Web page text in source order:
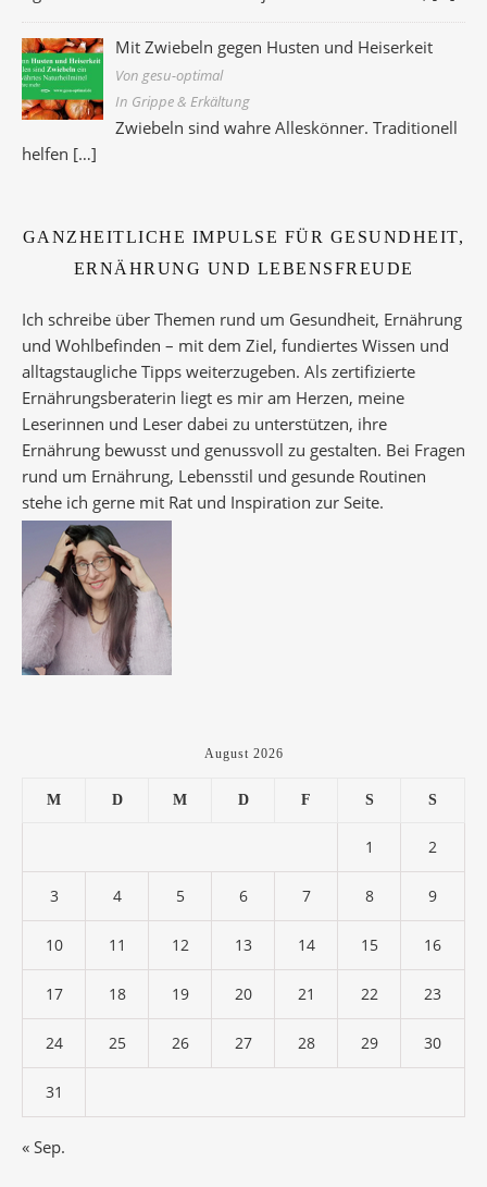
Mit Zwiebeln gegen Husten und Heiserkeit
Von gesu-optimal
In Grippe & Erkältung
Zwiebeln sind wahre Alleskönner. Traditionell
helfen […]
GANZHEITLICHE IMPULSE FÜR GESUNDHEIT,
ERNÄHRUNG UND LEBENSFREUDE
Ich schreibe über Themen rund um Gesundheit, Ernährung
und Wohlbefinden – mit dem Ziel, fundiertes Wissen und
alltagstaugliche Tipps weiterzugeben. Als zertifizierte
Ernährungsberaterin liegt es mir am Herzen, meine
Leserinnen und Leser dabei zu unterstützen, ihre
Ernährung bewusst und genussvoll zu gestalten. Bei Fragen
rund um Ernährung, Lebensstil und gesunde Routinen
stehe ich gerne mit Rat und Inspiration zur Seite.
August 2026
M D M D F S S
1 2
3 4 5 6 7 8 9
10 11 12 13 14 15 16
17 18 19 20 21 22 23
24 25 26 27 28 29 30
31
« Sep.